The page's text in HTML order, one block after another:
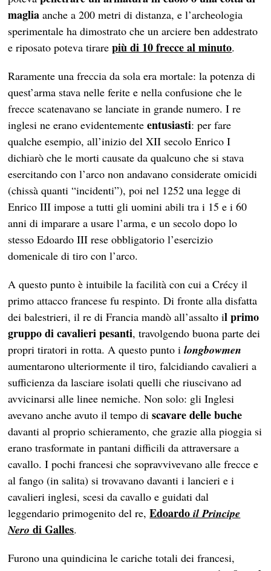
maglia anche a 200 metri di distanza, e l’archeologia
sperimentale ha dimostrato che un arciere ben addestrato
e riposato poteva tirarepiù di 10 frecce al minuto.
Raramente una freccia da sola era mortale: la potenza di
quest’arma stava nelle ferite e nella confusione che le
frecce scatenavano se lanciate in grande numero. I re
inglesi ne erano evidentementeentusiasti: per fare
qualche esempio, all’inizio del XII secolo Enrico I
dichiarò che le morti causate da qualcuno che si stava
esercitando con l’arco non andavano considerate omicidi
(chissà quanti “incidenti”), poi nel 1252 una legge di
Enrico III impose a tutti gli uomini abili tra i 15 e i 60
anni di imparare a usare l’arma, e un secolo dopo lo
stesso Edoardo III rese obbligatorio l’esercizio
domenicale di tiro con l’arco.
A questo punto è intuibile la facilità con cui a Crécy il
primo attacco francese fu respinto. Di fronte alla disfatta
dei balestrieri, il re di Francia mandò all’assalto il primo
gruppo di cavalieri pesanti, travolgendo buona parte dei
propri tiratori in rotta. A questo punto ilongbowmen
aumentarono ulteriormente il tiro, falcidiando cavalieri a
sufficienza da lasciare isolati quelli che riuscivano ad
avvicinarsi alle linee nemiche. Non solo: gli Inglesi
avevano anche avuto il tempo discavare delle buche
davanti al proprio schieramento, che grazie alla pioggia si
erano trasformate in pantani difficili da attraversare a
cavallo. I pochi francesi che sopravvivevano alle frecce e
al fango (in salita) si trovavano davanti i lancieri e i
cavalieri inglesi, scesi da cavallo e guidati dal
leggendario primogenito del re,Edoardoil Principe
Nero di Galles.
Furono una quindicina le cariche totali dei francesi,